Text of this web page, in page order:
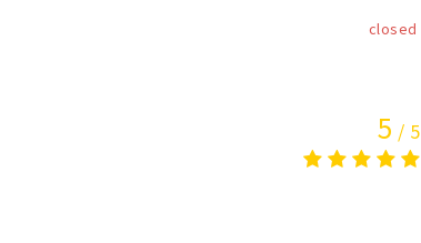
closed
5 / 5